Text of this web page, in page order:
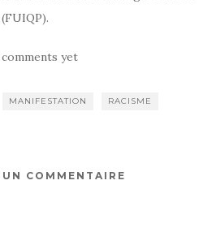
yet
MANIFESTATION RACISME
UN COMMENTAIRE